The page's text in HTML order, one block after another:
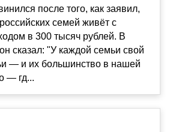
после того, как заявил,
семей живёт с
в 300 тысяч рублей. В
сказал: "У каждой семьи свой
— и их большинство в нашей
— гд...